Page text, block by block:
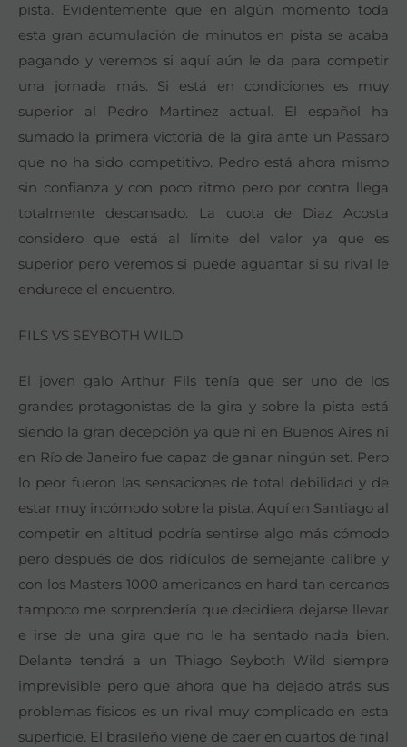
pista. Evidentemente que en algún momento toda
esta gran acumulación de minutos en pista se acaba
pagando y veremos si aquí aún le da para competir
una jornada más. Si está en condiciones es muy
superior al Pedro Martinez actual. El español ha
sumado la primera victoria de la gira ante un Passaro
que no ha sido competitivo. Pedro está ahora mismo
sin confianza y con poco ritmo pero por contra llega
totalmente descansado. La cuota de Diaz Acosta
considero que está al límite del valor ya que es
superior pero veremos si puede aguantar si su rival le
endurece el encuentro.
FILS VS SEYBOTH WILD
El joven galo Arthur Fils tenía que ser uno de los
grandes protagonistas de la gira y sobre la pista está
siendo la gran decepción ya que ni en Buenos Aires ni
en Río de Janeiro fue capaz de ganar ningún set. Pero
lo peor fueron las sensaciones de total debilidad y de
estar muy incómodo sobre la pista. Aquí en Santiago al
competir en altitud podría sentirse algo más cómodo
pero después de dos ridículos de semejante calibre y
con los Masters 1000 americanos en hard tan cercanos
tampoco me sorprendería que decidiera dejarse llevar
e irse de una gira que no le ha sentado nada bien.
Delante tendrá a un Thiago Seyboth Wild siempre
imprevisible pero que ahora que ha dejado atrás sus
problemas físicos es un rival muy complicado en esta
superficie. El brasileño viene de caer en cuartos de final